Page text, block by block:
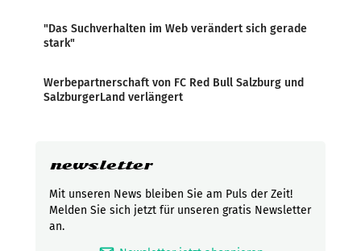
"Das Suchverhalten im Web verändert sich gerade
stark"
Werbepartnerschaft von FC Red Bull Salzburg und
SalzburgerLand verlängert
newsletter
Mit unseren News bleiben Sie am Puls der Zeit!
Melden Sie sich jetzt für unseren gratis Newsletter
an.